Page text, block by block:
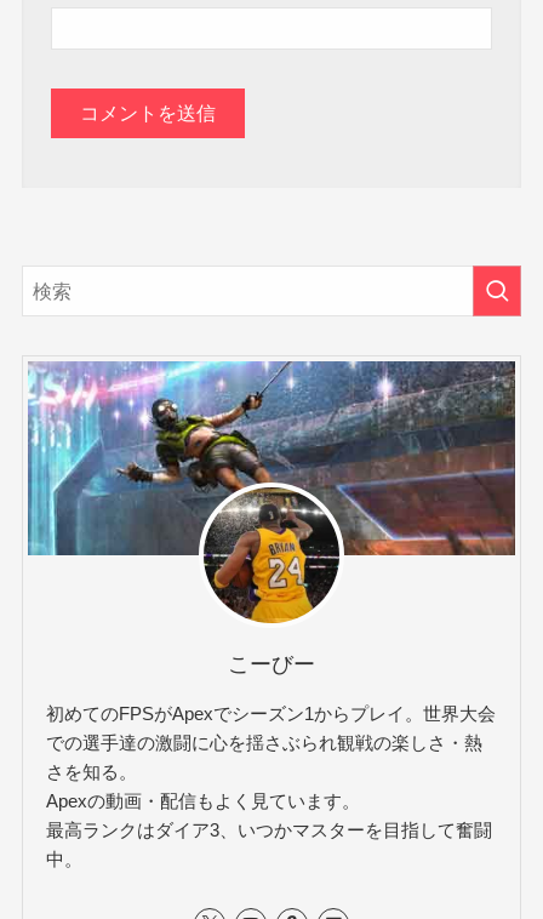
こーびー
初めてのFPSがApexでシーズン1からプレイ。世界大会
での選手達の激闘に心を揺さぶられ観戦の楽しさ・熱
さを知る。
Apexの動画・配信もよく見ています。
最高ランクはダイア3、いつかマスターを目指して奮闘
中。